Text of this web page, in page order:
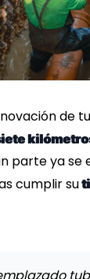
de
parte ya se
cumplir su